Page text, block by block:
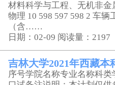
材料科学与工程、无机非
物理 10 598 597 598 2 车辆
（含……
日期：02-09 阅读量：2197
吉林大学2021年西藏本
序号学院名称专业名称科